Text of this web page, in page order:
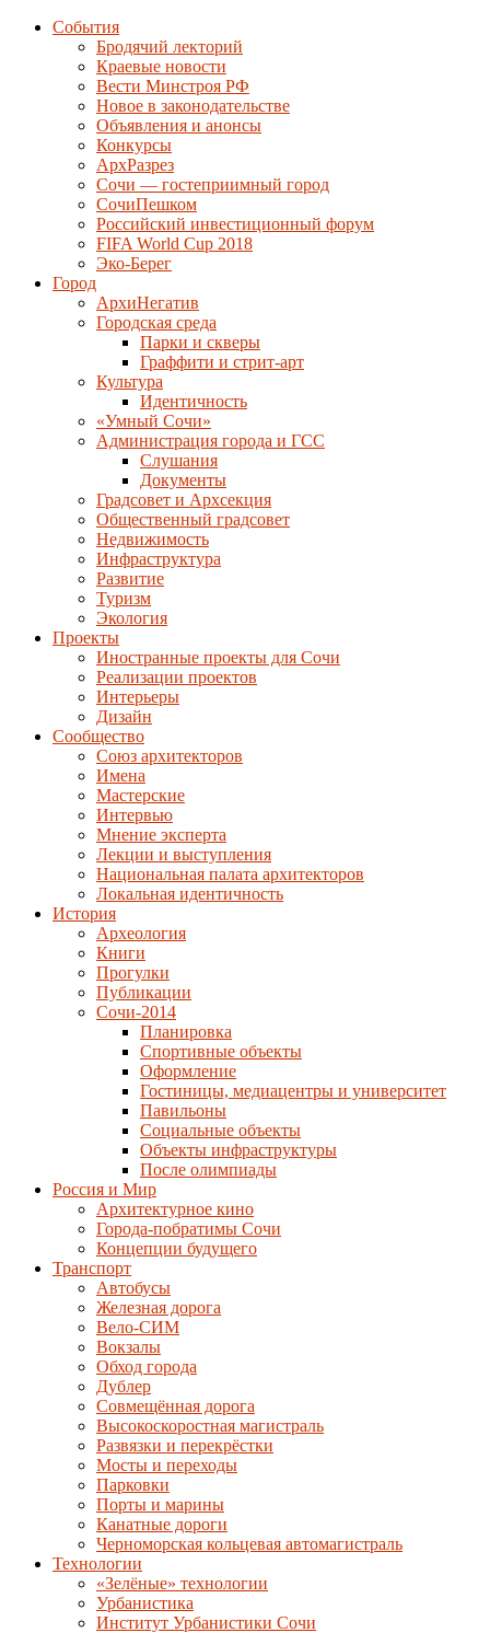
События
Бродячий лекторий
Краевые новости
Вести Минстроя РФ
Новое в законодательстве
Объявления и анонсы
Конкурсы
АрхРазрез
Сочи — гостеприимный город
СочиПешком
Российский инвестиционный форум
FIFA World Cup 2018
Эко-Берег
Город
АрхиНегатив
Городская среда
Парки и скверы
Граффити и стрит-арт
Культура
Идентичность
«Умный Сочи»
Администрация города и ГСС
Слушания
Документы
Градсовет и Архсекция
Общественный градсовет
Недвижимость
Инфраструктура
Развитие
Туризм
Экология
Проекты
Иностранные проекты для Сочи
Реализации проектов
Интерьеры
Дизайн
Сообщество
Союз архитекторов
Имена
Мастерские
Интервью
Мнение эксперта
Лекции и выступления
Национальная палата архитекторов
Локальная идентичность
История
Археология
Книги
Прогулки
Публикации
Сочи-2014
Планировка
Спортивные объекты
Оформление
Гостиницы, медиацентры и университет
Павильоны
Социальные объекты
Объекты инфраструктуры
После олимпиады
Россия и Мир
Архитектурное кино
Города-побратимы Сочи
Концепции будущего
Транспорт
Автобусы
Железная дорога
Вело-СИМ
Вокзалы
Обход города
Дублер
Совмещённая дорога
Высокоскоростная магистраль
Развязки и перекрёстки
Мосты и переходы
Парковки
Порты и марины
Канатные дороги
Черноморская кольцевая автомагистраль
Технологии
«Зелёные» технологии
Урбанистика
Институт Урбанистики Сочи